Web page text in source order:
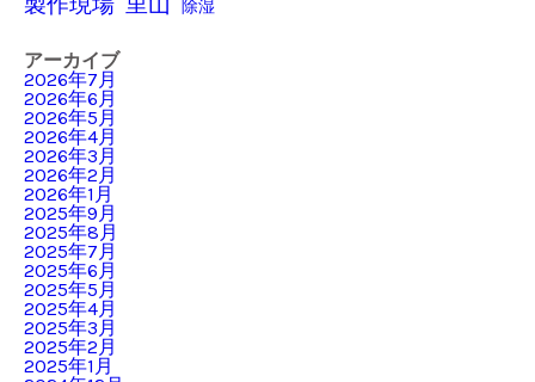
除湿
アーカイブ
2026年7月
2026年6月
2026年5月
2026年4月
2026年3月
2026年2月
2026年1月
2025年9月
2025年8月
2025年7月
2025年6月
2025年5月
2025年4月
2025年3月
2025年2月
2025年1月